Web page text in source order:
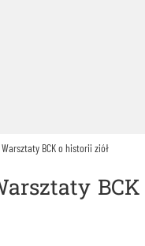
BCK o historii ziół